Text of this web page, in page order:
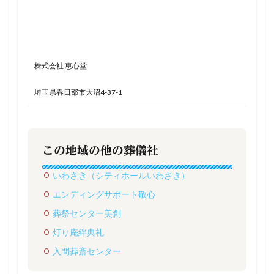
株式会社 恵心堂
埼玉県春日部市大沼4-37-1
この地域の他の葬儀社
いわさき（シティホールいわさき）
エンディングサポート敬心
葬祭センター美創
灯り庵絆典礼
入間葬斎センター